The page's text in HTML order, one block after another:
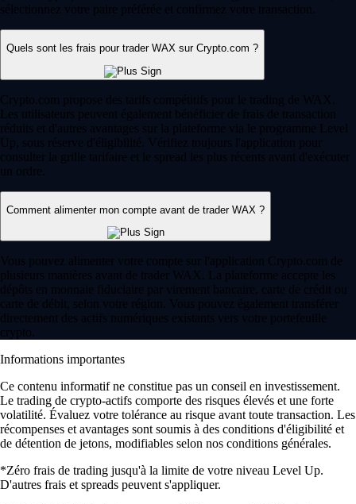
sélectionnez votre paire préférée et confirmez votre transaction.
Quels sont les frais pour trader WAX sur Crypto.com ?
Crypto.com propose des tarifs compétitifs pour le trading de WAX.
Les utilisateurs peuvent également bénéficier de frais de transaction
réduits et d'autres avantages sur la plateforme via le programme Level
Up, sous réserve d'éligibilité. Vérifiez toujours l'application pour
consulter la grille tarifaire et le spread les plus récents avant d'exécuter
un ordre.
Comment alimenter mon compte avant de trader WAX ?
Vous pouvez alimenter votre compte sur l'application Crypto.com de
plusieurs manières avant de trader WAX. La plateforme accepte les
dépôts en monnaie fiduciaire par virement bancaire, carte de crédit ou
carte de débit, selon votre région. Vous pouvez également transférer
directement des actifs numériques existants vers votre portefeuille
crypto.
Informations importantes
Ce contenu informatif ne constitue pas un conseil en investissement.
Le trading de crypto-actifs comporte des risques élevés et une forte
volatilité. Évaluez votre tolérance au risque avant toute transaction. Les
récompenses et avantages sont soumis à des conditions d'éligibilité et
de détention de jetons, modifiables selon nos conditions générales.
*Zéro frais de trading jusqu'à la limite de votre niveau Level Up.
D'autres frais et spreads peuvent s'appliquer.